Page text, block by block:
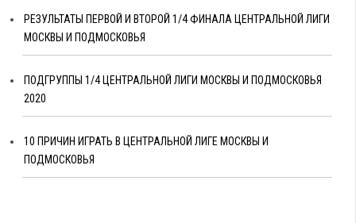
РЕЗУЛЬТАТЫ ПЕРВОЙ И ВТОРОЙ 1/4 ФИНАЛА ЦЕНТРАЛЬНОЙ ЛИГИ
МОСКВЫ И ПОДМОСКОВЬЯ
ПОДГРУППЫ 1/4 ЦЕНТРАЛЬНОЙ ЛИГИ МОСКВЫ И ПОДМОСКОВЬЯ
2020
10 ПРИЧИН ИГРАТЬ В ЦЕНТРАЛЬНОЙ ЛИГЕ МОСКВЫ И
ПОДМОСКОВЬЯ